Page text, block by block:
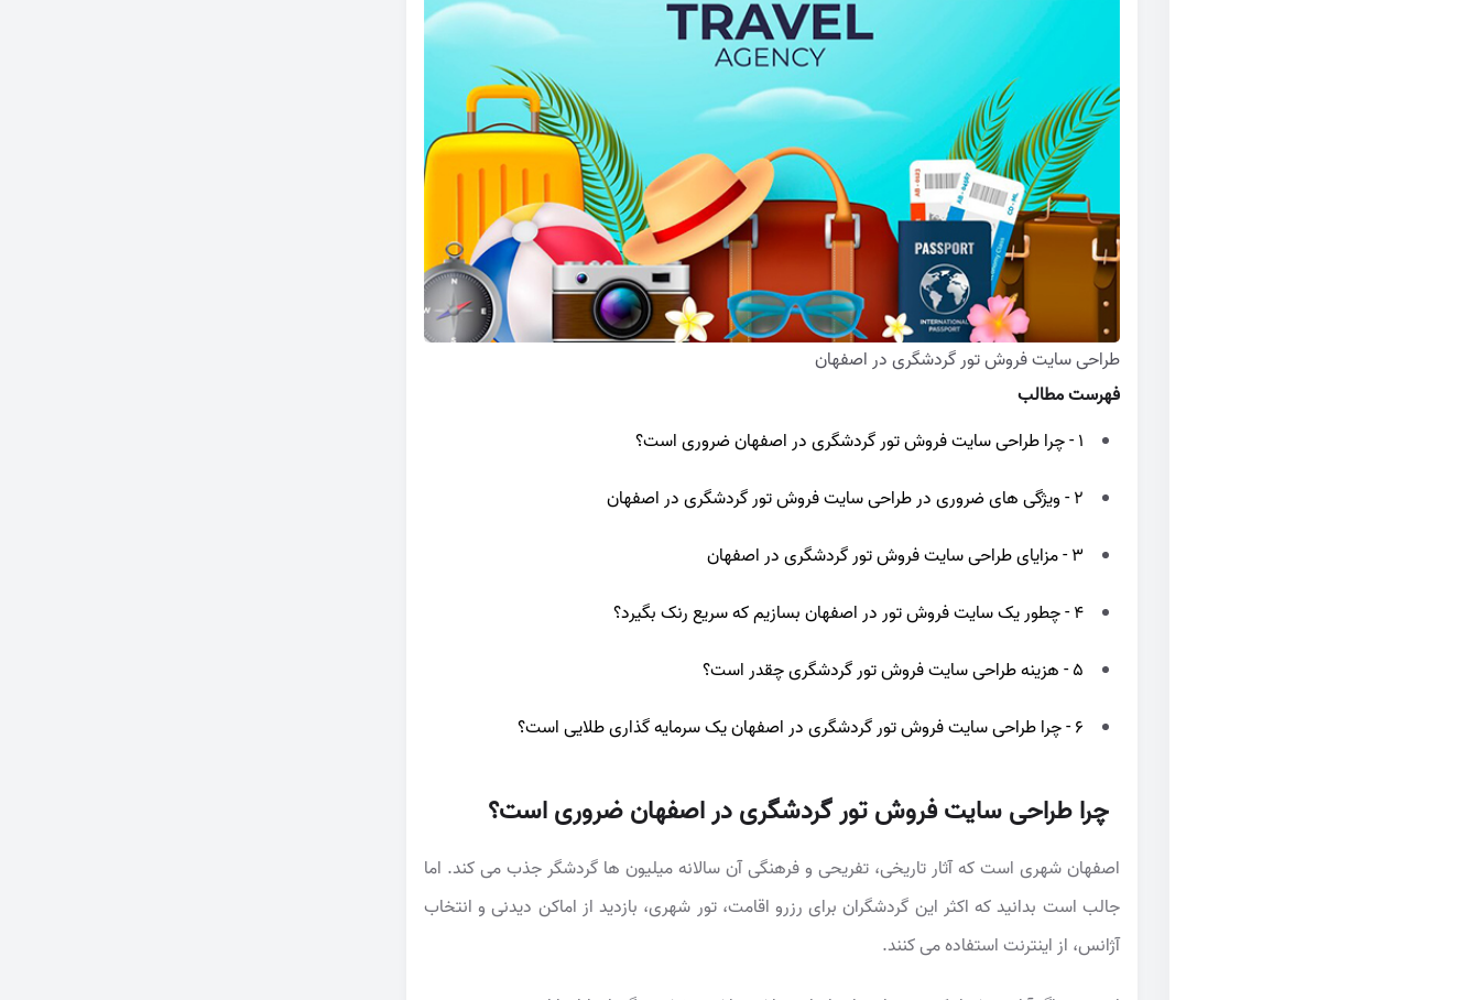
طراحی سایت فروش تور گردشگری در اصفهان
فهرست مطالب
1 - چرا طراحی سایت فروش تور گردشگری در اصفهان ضروری است؟
2 - ویژگی های ضروری در طراحی سایت فروش تور گردشگری در اصفهان
3 - مزایای طراحی سایت فروش تور گردشگری در اصفهان
4 - چطور یک سایت فروش تور در اصفهان بسازیم که سریع رنک بگیرد؟
5 - هزینه طراحی سایت فروش تور گردشگری چقدر است؟
6 - چرا طراحی سایت فروش تور گردشگری در اصفهان یک سرمایه گذاری طلایی است؟
چرا طراحی سایت فروش تور گردشگری در اصفهان ضروری است؟
اصفهان شهری است که آثار تاریخی، تفریحی و فرهنگی آن سالانه میلیون ها گردشگر جذب می کند. اما
جالب است بدانید که اکثر این گردشگران برای رزرو اقامت، تور شهری، بازدید از اماکن دیدنی و انتخاب
آژانس، از اینترنت استفاده می کنند.